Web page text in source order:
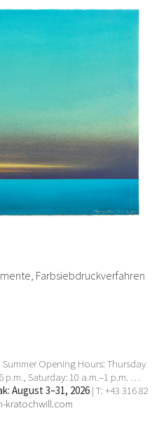
Farbsiebdruckverfahren
Opening Hours: Thursday
p.m., Saturday: 10 a.m.–1 p.m. …
August 3–31, 2026 | T: +43 316 82
kratochwill.com